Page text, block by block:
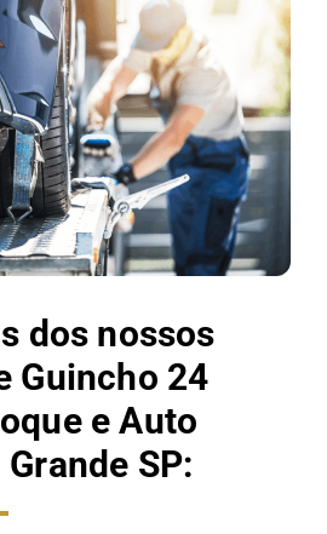
dos nossos
Guincho 24
e Auto
SP: